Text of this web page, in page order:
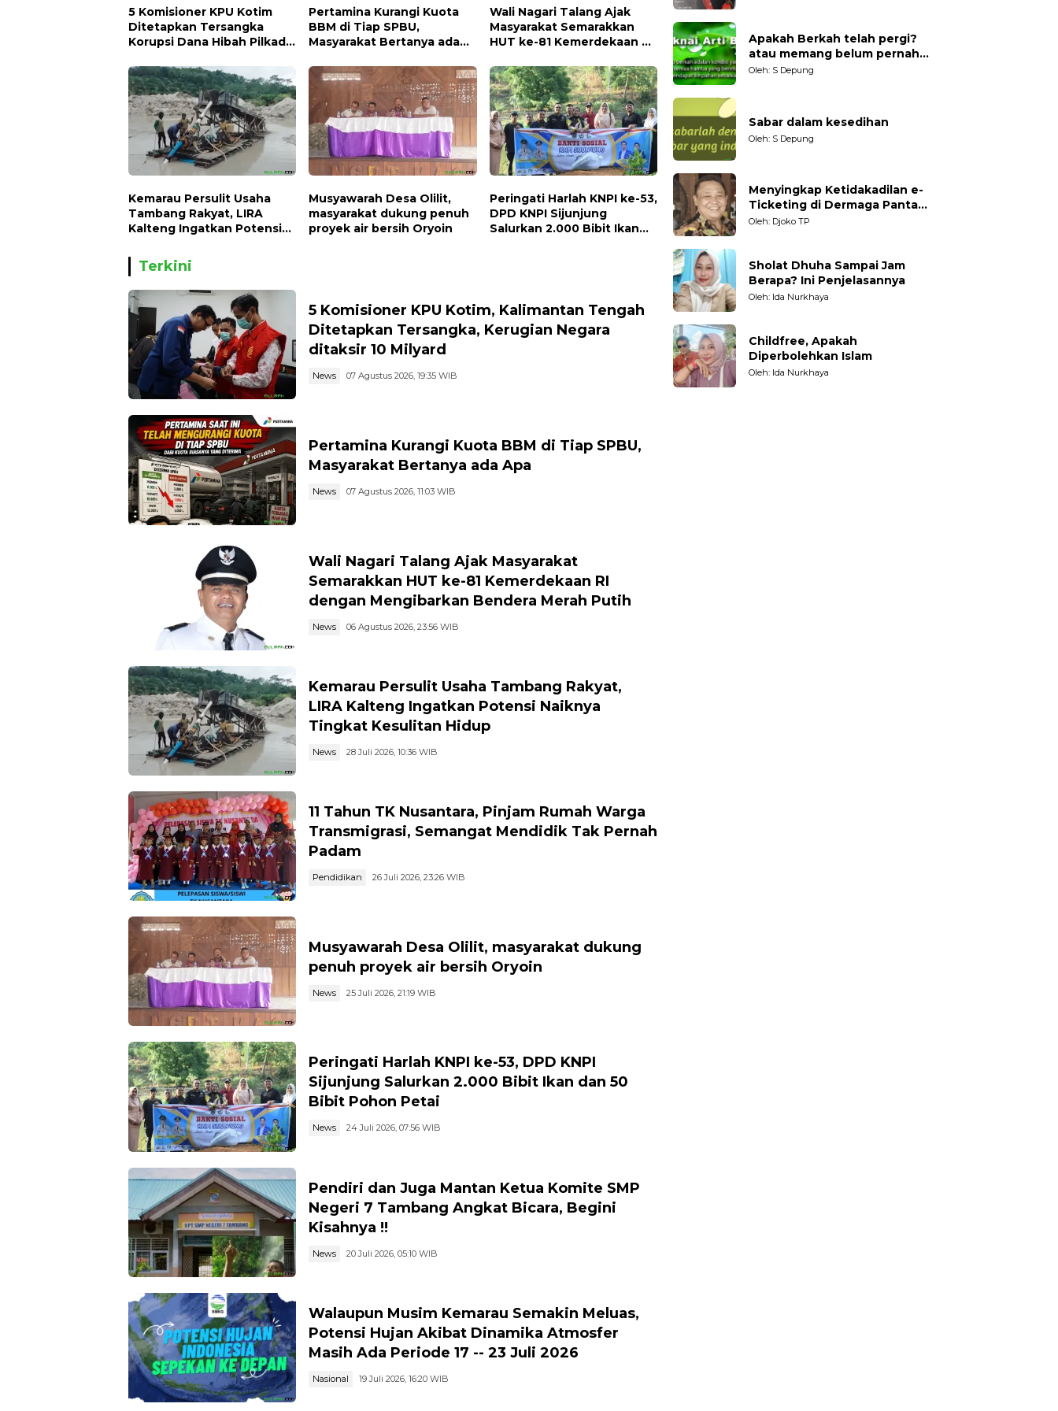
5 Komisioner KPU Kotim
Ditetapkan Tersangka
Korupsi Dana Hibah Pilkada,
Milyard
Pertamina Kurangi Kuota
BBM di Tiap SPBU,
Masyarakat Bertanya ada
Wali Nagari Talang Ajak
Masyarakat Semarakkan
HUT ke-81 Kemerdekaan RI
Bendera Merah Putih
Kemarau Persulit Usaha
Tambang Rakyat, LIRA
Kalteng Ingatkan Potensi
Hidup
Musyawarah Desa Olilit,
masyarakat dukung penuh
proyek air bersih Oryoin
Peringati Harlah KNPI ke-53,
DPD KNPI Sijunjung
Salurkan 2.000 Bibit Ikan
Terkini
5 Komisioner KPU Kotim, Kalimantan Tengah
Ditetapkan Tersangka, Kerugian Negara
ditaksir 10 Milyard
News 07 Agustus 2026, 19:35 WIB
Pertamina Kurangi Kuota BBM di Tiap SPBU,
Masyarakat Bertanya ada Apa
News 07 Agustus 2026, 11:03 WIB
Wali Nagari Talang Ajak Masyarakat
Semarakkan HUT ke-81 Kemerdekaan RI
dengan Mengibarkan Bendera Merah Putih
News 06 Agustus 2026, 23:56 WIB
Kemarau Persulit Usaha Tambang Rakyat,
LIRA Kalteng Ingatkan Potensi Naiknya
Tingkat Kesulitan Hidup
News 28 Juli 2026, 10:36 WIB
11 Tahun TK Nusantara, Pinjam Rumah Warga
Transmigrasi, Semangat Mendidik Tak Pernah
Padam
Pendidikan 26 Juli 2026, 23:26 WIB
Musyawarah Desa Olilit, masyarakat dukung
penuh proyek air bersih Oryoin
News 25 Juli 2026, 21:19 WIB
Peringati Harlah KNPI ke-53, DPD KNPI
Sijunjung Salurkan 2.000 Bibit Ikan dan 50
Bibit Pohon Petai
News 24 Juli 2026, 07:56 WIB
Pendiri dan Juga Mantan Ketua Komite SMP
Negeri 7 Tambang Angkat Bicara, Begini
Kisahnya !!
News 20 Juli 2026, 05:10 WIB
Walaupun Musim Kemarau Semakin Meluas,
Potensi Hujan Akibat Dinamika Atmosfer
Masih Ada Periode 17 -- 23 Juli 2026
Nasional 19 Juli 2026, 16:20 WIB
Apakah Berkah telah pergi?
atau memang belum pernah
datang?
Oleh: S Depung
Sabar dalam kesedihan
Oleh: S Depung
Menyingkap Ketidakadilan e-
Ticketing di Dermaga Pantai
Kartini Jepara, terhadap
Oleh: Djoko TP
Sholat Dhuha Sampai Jam
Berapa? Ini Penjelasannya
Oleh: Ida Nurkhaya
Childfree, Apakah
Diperbolehkan Islam
Oleh: Ida Nurkhaya